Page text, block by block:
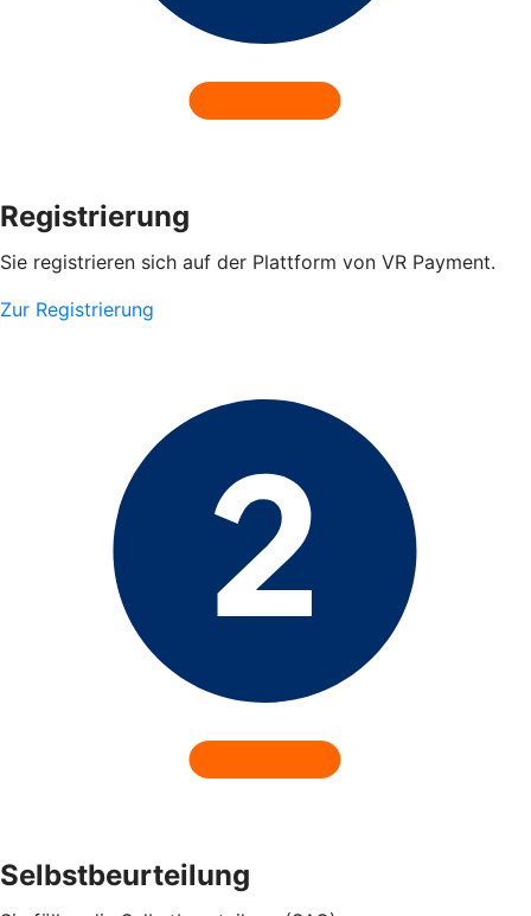
Registrierung
Sie registrieren sich auf der Plattform von VR Payment.
Zur Registrierung
Selbstbeurteilung